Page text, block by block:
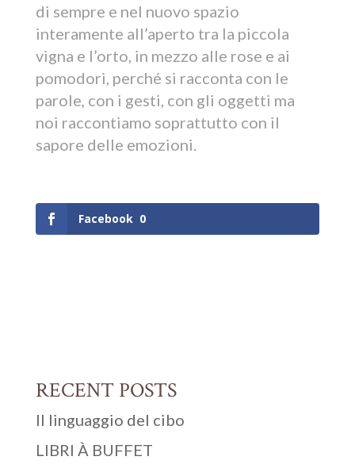
di sempre e nel nuovo spazio
interamente all’aperto tra la piccola
vigna e l’orto, in mezzo alle rose e ai
pomodori, perché si racconta con le
parole, con i gesti, con gli oggetti ma
noi raccontiamo soprattutto con il
sapore delle emozioni.
Facebook 0
RECENT POSTS
Il linguaggio del cibo
LIBRI À BUFFET